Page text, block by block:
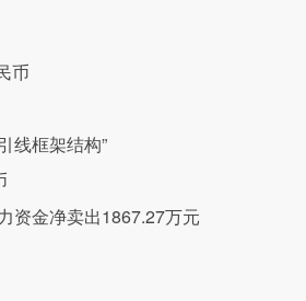
币
线框架结构”
资金净卖出1867.27万元